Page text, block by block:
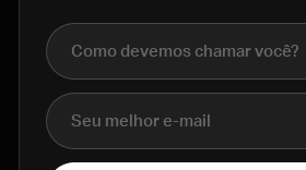
Nome completo
E-mail